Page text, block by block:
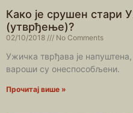
Како је срушен стари
(утврђење)?
02/10/2018 No Comments
Ужичка тврђава је
вароши су онеспособљени.
Прочитај више »